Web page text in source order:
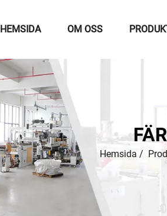
HEMSIDA OM OSS
Hemsida /